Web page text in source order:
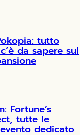
tutto
da sapere sul
Fortune’s
tutte le
dedicato